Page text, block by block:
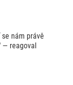
nám právě
— reagoval